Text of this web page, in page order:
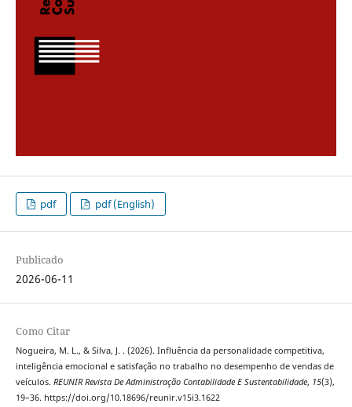
pdf pdf (English)
Publicado
2026-06-11
Como Citar
Nogueira, M. L., & Silva, J. . (2026). Influência da personalidade competitiva,
inteligência emocional e satisfação no trabalho no desempenho de vendas de
veículos. REUNIR Revista De Administração Contabilidade E Sustentabilidade, 15(3),
19–36. https://doi.org/10.18696/reunir.v15i3.1622